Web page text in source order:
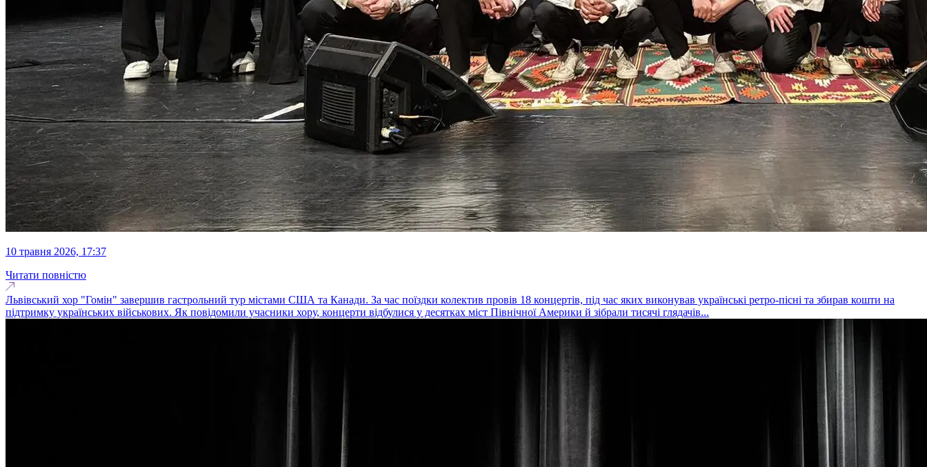
10 травня 2026, 17:37
Читати повністю
Львівський хор "Гомін" завершив гастрольний тур містами США та Канади. За час поїздки колектив провів 18 концертів, під час яких виконував українські ретро-пісні та збирав кошти на
підтримку українських військових. Як повідомили учасники хору, концерти відбулися у десятках міст Північної Америки й зібрали тисячі глядачів...